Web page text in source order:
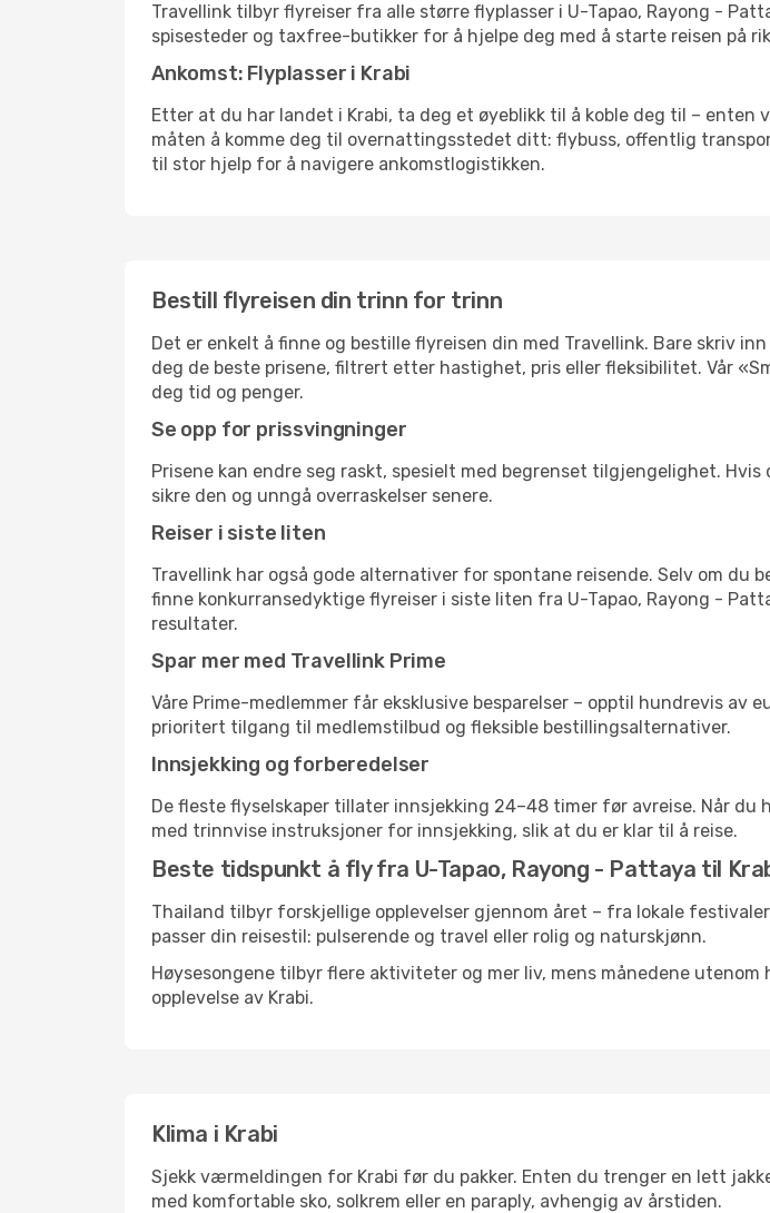
Travellink tilbyr flyreiser fra alle større flyplasser i U-Tapao, Rayong -
spisesteder og taxfree-butikker for å hjelpe deg med å starte reisen på
Ankomst: Flyplasser i Krabi
Etter at du har landet i Krabi, ta deg et øyeblikk til å koble deg til – enten
måten å komme deg til overnattingsstedet ditt: flybuss, offentlig
til stor hjelp for å navigere ankomstlogistikken.
Bestill flyreisen din trinn for trinn
Det er enkelt å finne og bestille flyreisen din med Travellink. Bare skriv
deg de beste prisene, filtrert etter hastighet, pris eller fleksibilitet. Vår
deg tid og penger.
Se opp for prissvingninger
Prisene kan endre seg raskt, spesielt med begrenset tilgjengelighet.
sikre den og unngå overraskelser senere.
Reiser i siste liten
Travellink har også gode alternativer for spontane reisende. Selv om
finne konkurransedyktige flyreiser i siste liten fra U-Tapao, Rayong -
resultater.
Spar mer med Travellink Prime
Våre Prime-medlemmer får eksklusive besparelser – opptil hundrevis av
prioritert tilgang til medlemstilbud og fleksible bestillingsalternativer.
Innsjekking og forberedelser
De fleste flyselskaper tillater innsjekking 24–48 timer før avreise. Når
med trinnvise instruksjoner for innsjekking, slik at du er klar til å reise.
Beste tidspunkt å fly fra U-Tapao, Rayong - Pattaya til
Thailand tilbyr forskjellige opplevelser gjennom året – fra lokale
passer din reisestil: pulserende og travel eller rolig og naturskjønn.
Høysesongene tilbyr flere aktiviteter og mer liv, mens månedene
opplevelse av Krabi.
Klima i Krabi
Sjekk værmeldingen for Krabi før du pakker. Enten du trenger en lett
med komfortable sko, solkrem eller en paraply, avhengig av årstiden.